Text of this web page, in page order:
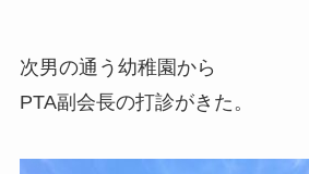
次男の通う幼稚園から
PTA副会長の打診がきた。